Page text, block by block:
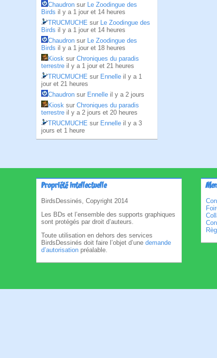
Chaudron sur Le Zoodingue des
Birds il y a 1 jour et 14 heures
TRUCMUCHE sur Le Zoodingue des
Birds il y a 1 jour et 14 heures
Chaudron sur Le Zoodingue des
Birds il y a 1 jour et 18 heures
Kiosk sur Chroniques du paradis
terrestre il y a 1 jour et 21 heures
TRUCMUCHE sur Ennelle il y a 1
jour et 21 heures
Chaudron sur Ennelle il y a 2 jours
Kiosk sur Chroniques du paradis
terrestre il y a 2 jours et 20 heures
TRUCMUCHE sur Ennelle il y a 3
jours et 1 heure
Propriété intellectuelle
BirdsDessinés, Copyright 2014
Les BDs et l’ensemble des supports graphiques
sont protégés par droit d’auteurs.
Toute utilisation en dehors des services
BirdsDessinés doit faire l’objet d’une demande
d’autorisation préalable.